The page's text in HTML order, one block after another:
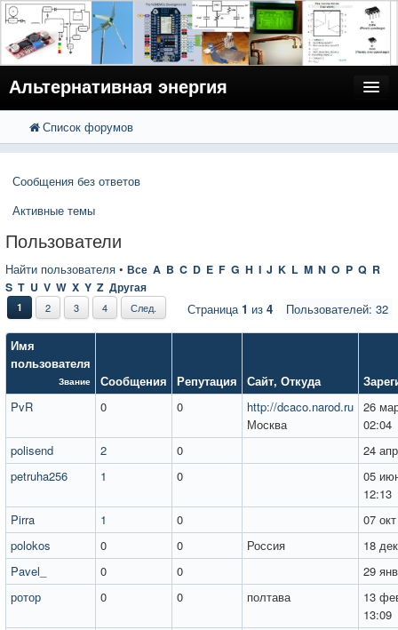
Альтернативная энергия
FAQ
Вход
Расширенный поиск
Список форумов
Сообщения без ответов
Активные темы
Пользователи
Найти пользователя • Все A B C D E F G H I J K L M N O P Q R
S T U V W X Y Z Другая
Пользователей: 32
1 2 3 4 След. Страница1 из 4
Имя
пользователя
Звание Сообщения Репутация Сайт, Откуда
PvR
0 0
http://dcaco.narod.ru
Москва
26
02:04
polisend
2 0
24
petruha256
1 0
05
12:13
Pirra
1 0
07
polokos
0 0 Россия
18
Pavel_
0 0
29
ротор
0 0 полтава
13
13:09